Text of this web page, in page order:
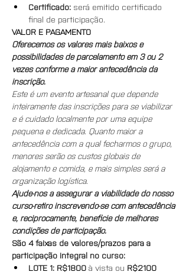
Certificado: será emitido certificado
final de participação.
VALOR E PAGAMENTO
Oferecemos os valores mais baixos e
possibilidades de parcelamento em 3 ou 2
vezes conforme a maior antecedência da
inscrição.
Este é um evento artesanal que depende
inteiramente das inscrições para se viabilizar
e é cuidado localmente por uma equipe
pequena e dedicada. Quanto maior a
antecedência com a qual fecharmos o grupo,
menores serão os custos globais de
alojamento e comida, e mais simples será a
organização logística.
Ajude-nos a assegurar a viabilidade do nosso
curso-retiro inscrevendo-se com antecedência
e, reciprocamente, beneficie de melhores
condições de participação.
São 4 faixas de valores/prazos para a
participação integral no curso:
LOTE 1: R$1800 à vista ou R$2100